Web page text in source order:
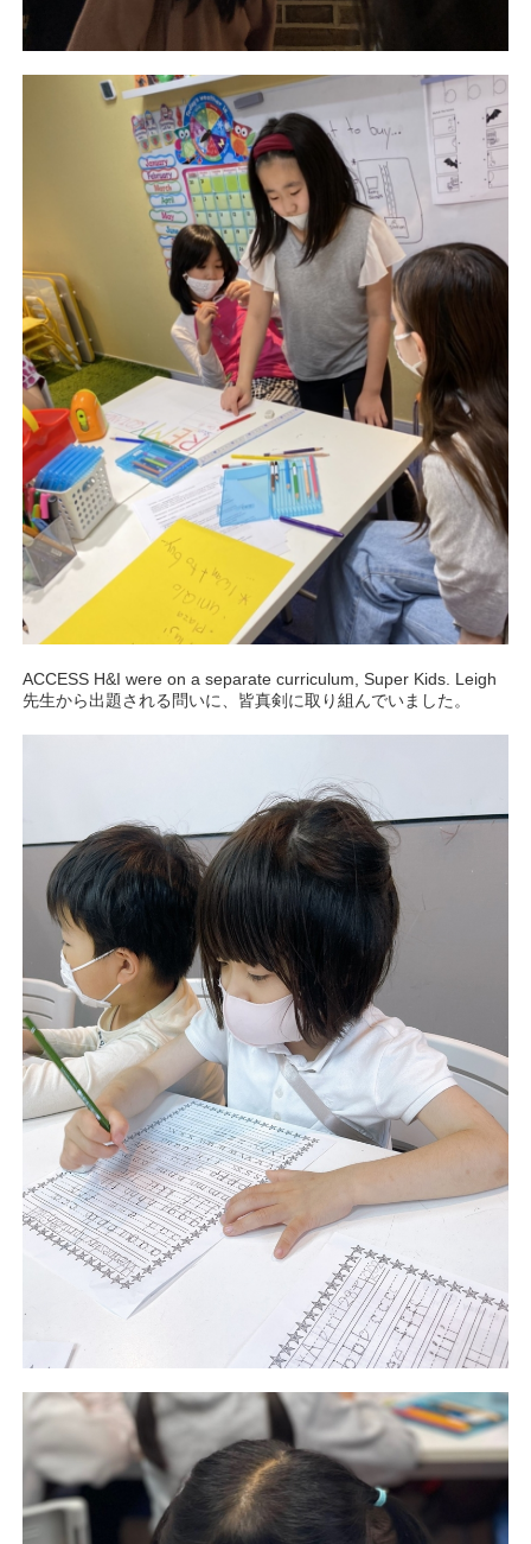
ACCESS H&I were on a separate curriculum, Super Kids. Leigh
先生から出題される問いに、皆真剣に取り組んでいました。